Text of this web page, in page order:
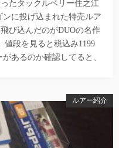
たタックルベリー住之江
に投げ込まれた特売ルア
び込んだのがDUOの名作
段を見ると税込み1199
あるのか確認してると、
ルアー紹介